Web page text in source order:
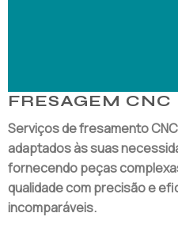
FRESAGEM CNC
Serviços de fresamento
adaptados às suas
fornecendo peças
qualidade com precisão e
incomparáveis.